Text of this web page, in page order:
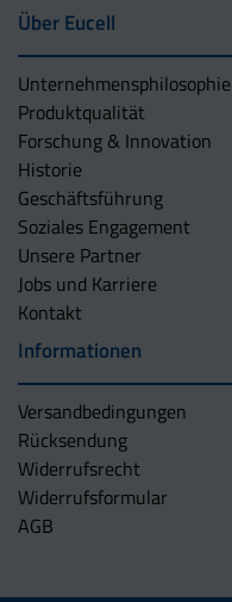
Über Eucell
Unternehmens­philosophie
Produktqualität
Forschung & Innovation
Historie
Geschäftsführung
Soziales Engagement
Unsere Partner
Jobs und Karriere
Kontakt
Informationen
Versandbedingungen
Rücksendung
Widerrufsrecht
Widerrufsformular
AGB